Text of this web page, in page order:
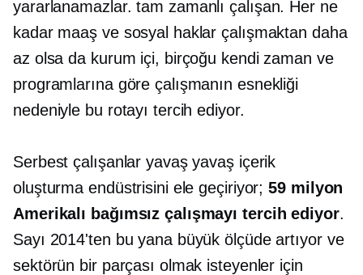
yararlanamazlar.tam zamanlı çalışan. Her ne
kadar maaş ve sosyal haklar çalışmaktan daha
az olsa da kurum içi, birçoğu kendi zaman ve
programlarına göre çalışmanın esnekliği
nedeniyle bu rotayı tercih ediyor.
Serbest çalışanlar yavaş yavaş içerik
oluşturma endüstrisini ele geçiriyor;59 milyon
Amerikalı bağımsız çalışmayı tercih ediyor.
Sayı 2014'ten bu yana büyük ölçüde artıyor ve
sektörün bir parçası olmak isteyenler için